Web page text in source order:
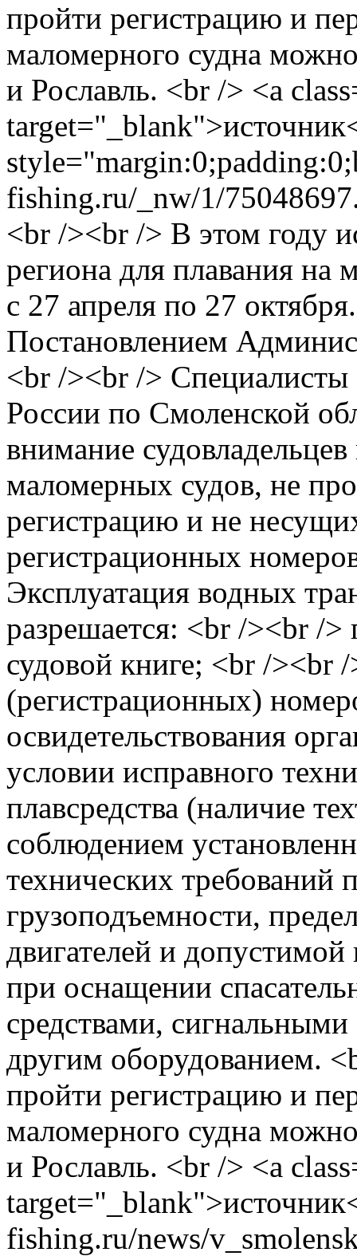
пройти регистрацию и
маломерного судна
и Рославль. <br /> <a
fishing.ru/_nw/1/
<br /><br /> В этом году
региона для плавания на
с 27 апреля по 27
Постановлением
<br /><br />
России по Смоленской
внимание
маломерных судов, не
регистрацию и не
регистрационных
Эксплуатация водных
разрешается: <br /><br />
судовой книге; <br /><br
(регистрационных)
освидетельствования
условии исправного
плавсредства (наличие
соблюдением
технических требований
грузоподъемности,
двигателей и
при оснащении
средствами,
другим оборудованием.
пройти регистрацию и
маломерного судна
и Рославль. <br /> <a
fishing.ru/news/